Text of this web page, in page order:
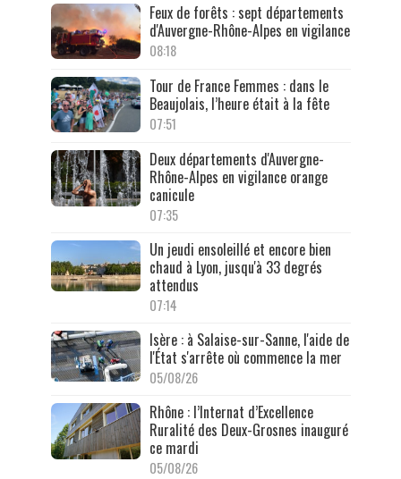
Feux de forêts : sept départements
d'Auvergne-Rhône-Alpes en vigilance
08:18
Tour de France Femmes : dans le
Beaujolais, l’heure était à la fête
07:51
Deux départements d'Auvergne-
Rhône-Alpes en vigilance orange
canicule
07:35
Un jeudi ensoleillé et encore bien
chaud à Lyon, jusqu'à 33 degrés
attendus
07:14
Isère : à Salaise-sur-Sanne, l'aide de
l'État s'arrête où commence la mer
05/08/26
Rhône : l’Internat d’Excellence
Ruralité des Deux-Grosnes inauguré
ce mardi
05/08/26